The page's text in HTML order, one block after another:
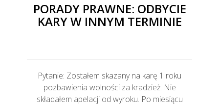
PORADY PRAWNE: ODBYCIE
KARY W INNYM TERMINIE
Pytanie: Zostałem skazany na karę 1 roku
pozbawienia wolności za kradzież. Nie
składałem apelacji od wyroku. Po miesiącu